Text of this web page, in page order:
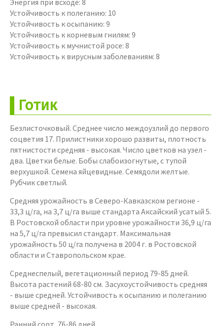
Энергия при всходе: 8
Устойчивость к полеганию: 10
Устойчивость к осыпанию: 9
Устойчивость к корневым гнилям: 9
Устойчивость к мучнистой росе: 8
Устойчивость к вирусным заболеваниям: 8
Готик
Безлисточковый. Среднее число междоузлий до первого
соцветия 17. Прилистники хорошо развиты, плотность
пятнистости средняя - высокая. Число цветков на узел -
два. Цветки белые. Бобы слабоизогнутые, с тупой
верхушкой. Семена яйцевидные. Семядоли желтые.
Рубчик светлый.
Средняя урожайность в Северо-Кавказском регионе -
33,3 ц/га, на 3,7 ц/га выше стандарта Аксайский усатый 5.
В Ростовской области при уровне урожайности 36,9 ц/га
на 5,7 ц/га превысил стандарт. Максимальная
урожайность 50 ц/га получена в 2004 г. в Ростовской
области и Ставропольском крае.
Среднеспелый, вегетационный период 79-85 дней.
Высота растений 68-80 см. Засухоустойчивость средняя
- выше средней. Устойчивость к осыпанию и полеганию
выше средней - высокая.
Ранний сорт, 76-86 дней